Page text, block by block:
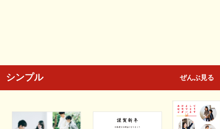
シンプル ぜんぶ見る